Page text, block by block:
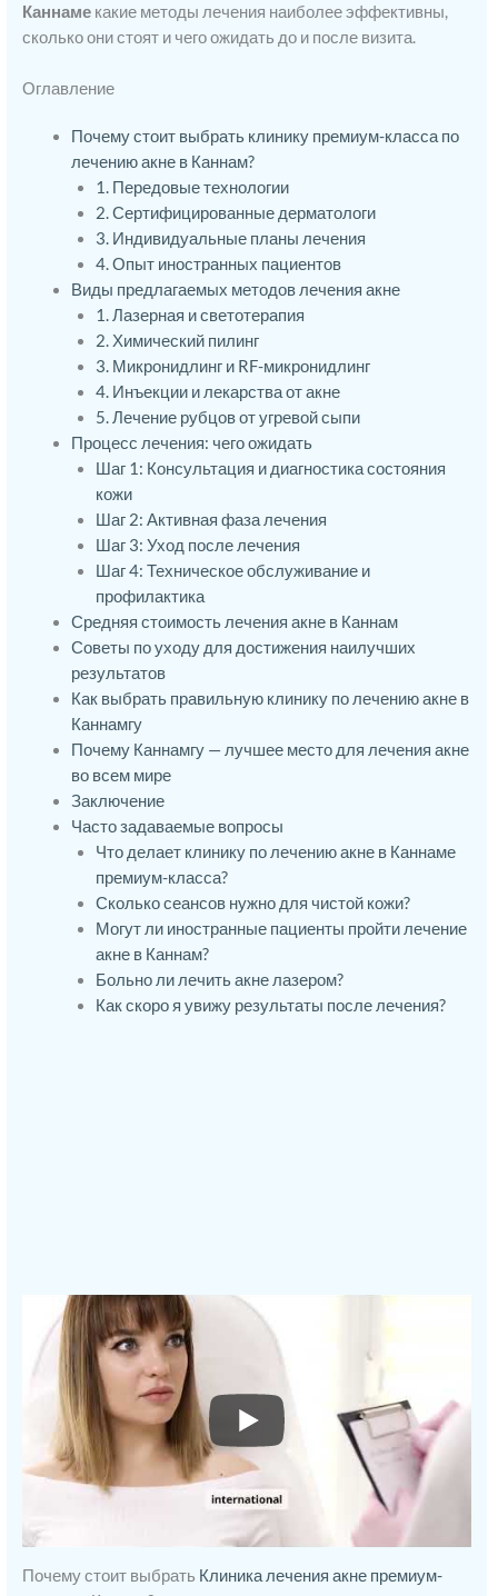
Каннаме какие методы лечения наиболее эффективны,
сколько они стоят и чего ожидать до и после визита.
Оглавление
Почему стоит выбрать клинику премиум-класса по
лечению акне в Каннам?
1. Передовые технологии
2. Сертифицированные дерматологи
3. Индивидуальные планы лечения
4. Опыт иностранных пациентов
Виды предлагаемых методов лечения акне
1. Лазерная и светотерапия
2. Химический пилинг
3. Микронидлинг и RF-микронидлинг
4. Инъекции и лекарства от акне
5. Лечение рубцов от угревой сыпи
Процесс лечения: чего ожидать
Шаг 1: Консультация и диагностика состояния
кожи
Шаг 2: Активная фаза лечения
Шаг 3: Уход после лечения
Шаг 4: Техническое обслуживание и
профилактика
Средняя стоимость лечения акне в Каннам
Советы по уходу для достижения наилучших
результатов
Как выбрать правильную клинику по лечению акне в
Каннамгу
Почему Каннамгу — лучшее место для лечения акне
во всем мире
Заключение
Часто задаваемые вопросы
Что делает клинику по лечению акне в Каннаме
премиум-класса?
Сколько сеансов нужно для чистой кожи?
Могут ли иностранные пациенты пройти лечение
акне в Каннам?
Больно ли лечить акне лазером?
Как скоро я увижу результаты после лечения?
Почему стоит выбрать Клиника лечения акне премиум-